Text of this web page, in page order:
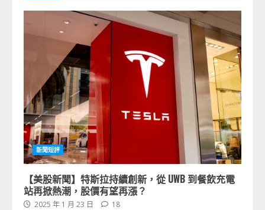
新聞短評
【美股新聞】特斯拉持續創新，從 UWB 到餐飲充電
站再掀熱潮，股價有望再漲？
2025 年 1 月 23 日 18